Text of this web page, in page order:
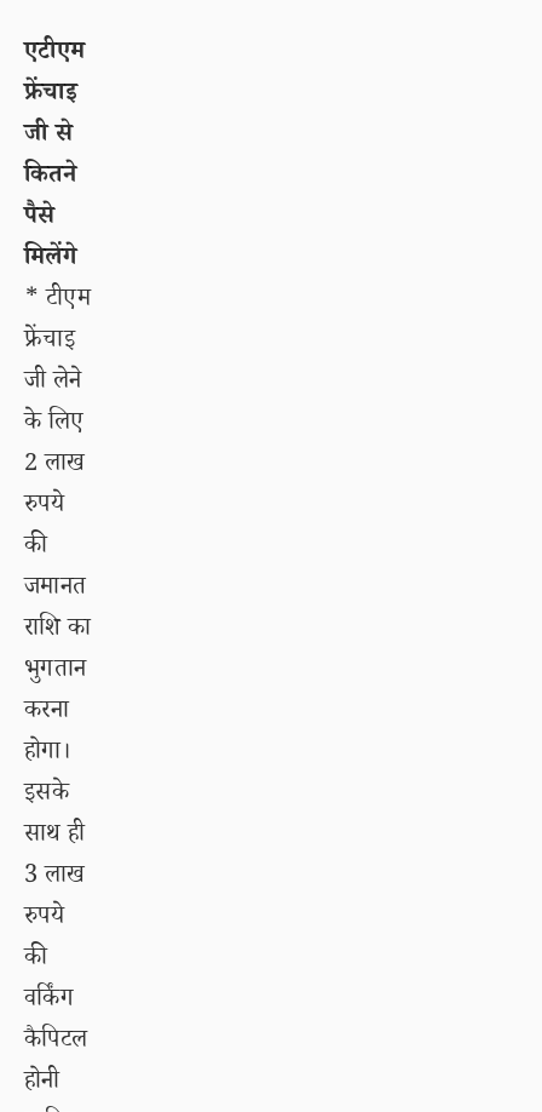
एटीएम
फ्रेंचाइ
जी से
कितने
पैसे
मिलेंगे
* टीएम
फ्रेंचाइ
जी लेने
के लिए
2 लाख
रुपये
की
जमानत
राशि का
भुगतान
करना
होगा।
इसके
साथ ही
3 लाख
रुपये
की
वर्किंग
कैपिटल
होनी